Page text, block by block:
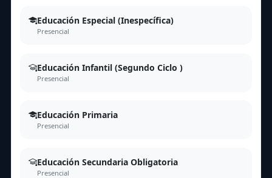
Educación Especial (Inespecífica)
Presencial
Educación Infantil (Segundo Ciclo )
Presencial
Educación Primaria
Presencial
Educación Secundaria Obligatoria
Presencial